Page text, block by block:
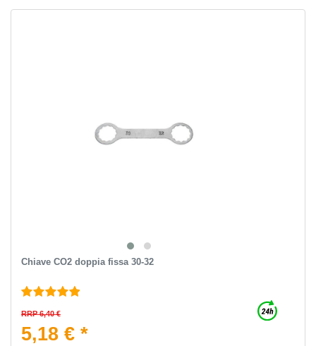
Chiave CO2 doppia fissa 30-32
RRP 6,40 €
5,18 € *